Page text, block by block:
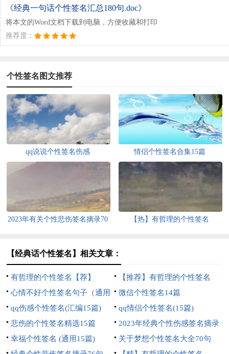
《经典一句话个性签名汇总180句.doc》
将本文的Word文档下载到电脑，方便收藏和打印
推荐度：
个性签名图文推荐
qq说说个性签名伤感 情侣个性签名合集15篇
2023年有关个性悲伤签名摘录70
【热】有哲理的个性签名
【经典话个性签名】相关文章：
有哲理的个性签名【荐】
【推荐】有哲理的个性签名
心情不好个性签名句子（通用
60句）
微信个性签名14篇
qq伤感个性签名(汇编15篇)
qq情侣个性签名(15篇)
悲伤的个性签名精选15篇
2023年经典个性伤感签名摘录
58条
幸福个性签名 (通用15篇)
关于梦想个性签名大全70句